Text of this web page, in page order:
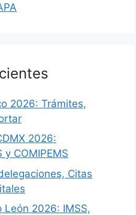
2026: Trámites,
2026:
y COMIPEMS
Citas
León 2026: IMSS,